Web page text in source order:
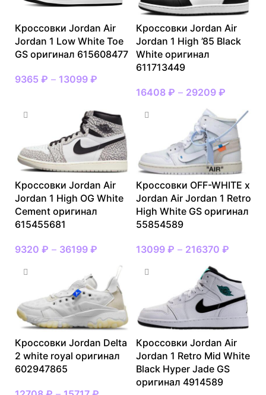
Кроссовки Jordan Air
Jordan 1 Low White Toe
GS оригинал 615608477
9365 ₽ – 13099 ₽
Кроссовки Jordan Air
Jordan 1 High ’85 Black
White оригинал
611713449
16408 ₽ – 29209 ₽
Кроссовки Jordan Air
Jordan 1 High OG White
Cement оригинал
615455681
9320 ₽ – 36199 ₽
Кроссовки OFF-WHITE x
Jordan Air Jordan 1 Retro
High White GS оригинал
55854589
13099 ₽ – 216370 ₽
Кроссовки Jordan Delta
2 white royal оригинал
602947865
Кроссовки Jordan Air
Jordan 1 Retro Mid White
Black Hyper Jade GS
оригинал 4914589